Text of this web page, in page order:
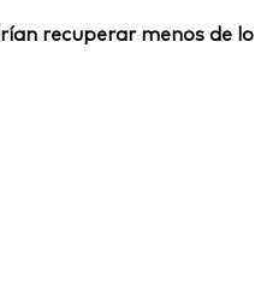
recuperar menos de lo